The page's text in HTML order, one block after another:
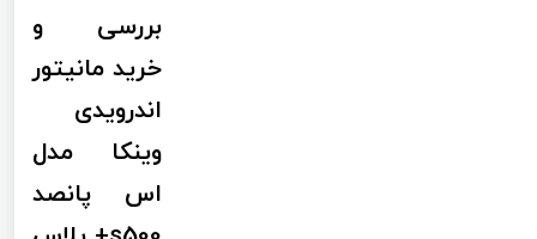
بررسی و
خرید مانیتور
اندرویدی
وینکا مدل
اس پانصد